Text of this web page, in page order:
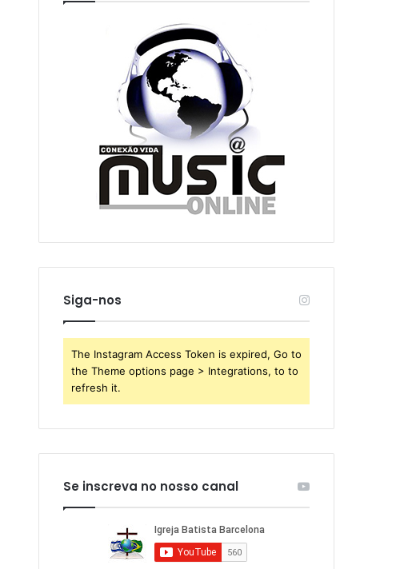
Siga-nos
The Instagram Access Token is expired, Go to
the Theme options page > Integrations, to to
refresh it.
Se inscreva no nosso canal